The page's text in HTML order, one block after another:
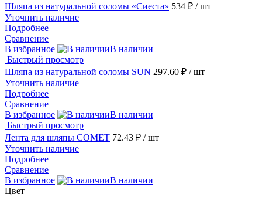
Шляпа из натуральной соломы «Сиеста» 534 ₽ / шт
Уточнить наличие
Подробнее
Сравнение
В избранное
В наличии
Быстрый просмотр
Шляпа из натуральной соломы SUN 297.60 ₽ / шт
Уточнить наличие
Подробнее
Сравнение
В избранное
В наличии
Быстрый просмотр
Лента для шляпы COMET 72.43 ₽ / шт
Уточнить наличие
Подробнее
Сравнение
В избранное
В наличии
Цвет